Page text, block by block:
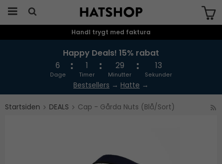
Produktet er blevet tilføjet til din
Handl trygt med faktura
Happy Deals! 15% rabat
6
Dage
1
Timer
29
Minutter
13
Sekunder
Bestsellers → Hatte →
Startsiden DEALS Cap - Gårda Nuts (Blå/Sort)